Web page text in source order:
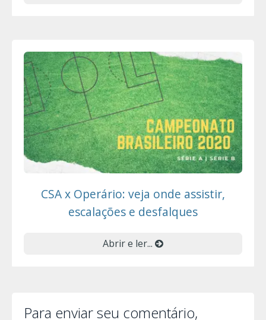
CSA x Operário: veja onde assistir,
escalações e desfalques
Abrir e ler...
Para enviar seu comentário,